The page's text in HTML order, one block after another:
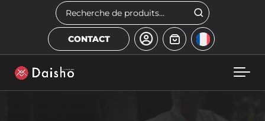
Skip to main content Rechercher
CONTACT